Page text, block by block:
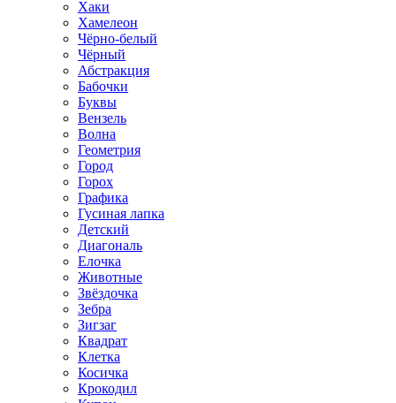
Хаки
Хамелеон
Чёрно-белый
Чёрный
Абстракция
Бабочки
Буквы
Вензель
Волна
Геометрия
Город
Горох
Графика
Гусиная лапка
Детский
Диагональ
Елочка
Животные
Звёздочка
Зебра
Зигзаг
Квадрат
Клетка
Косичка
Крокодил